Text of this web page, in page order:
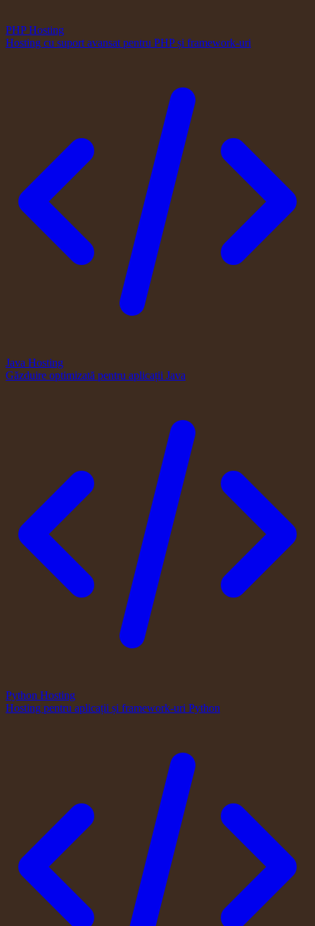
PHP Hosting
Hosting cu suport avansat pentru PHP și framework-uri
Java Hosting
Găzduire optimizată pentru aplicații Java
Python Hosting
Hosting pentru aplicații și framework-uri Python